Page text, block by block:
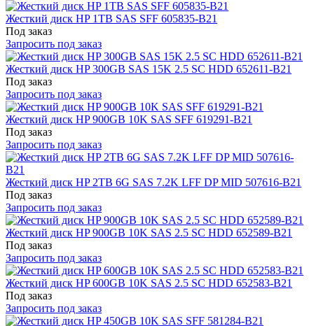
Жесткий диск HP 1TB SAS SFF 605835-B21
Под заказ
Запросить под заказ
Жесткий диск HP 300GB SAS 15K 2.5 SC HDD 652611-B21
Под заказ
Запросить под заказ
Жесткий диск HP 900GB 10K SAS SFF 619291-B21
Под заказ
Запросить под заказ
Жесткий диск HP 2TB 6G SAS 7.2K LFF DP MID 507616-B21
Под заказ
Запросить под заказ
Жесткий диск HP 900GB 10K SAS 2.5 SC HDD 652589-B21
Под заказ
Запросить под заказ
Жесткий диск HP 600GB 10K SAS 2.5 SC HDD 652583-B21
Под заказ
Запросить под заказ